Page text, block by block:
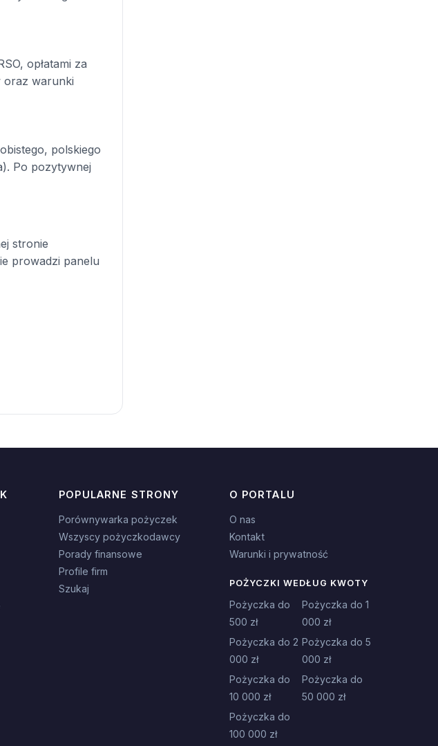
opłatami za
oraz warunki
polskiego
Po pozytywnej
stronie
prowadzi panelu
POPULARNE STRONY
Porównywarka pożyczek
Wszyscy pożyczkodawcy
Porady finansowe
Profile firm
Szukaj
O PORTALU
O nas
Kontakt
Warunki i prywatność
POŻYCZKI WEDŁUG KWOTY
Pożyczka do
500 zł
Pożyczka do 1
000 zł
Pożyczka do 2
000 zł
Pożyczka do 5
000 zł
Pożyczka do
10 000 zł
Pożyczka do
50 000 zł
Pożyczka do
100 000 zł